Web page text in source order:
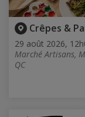
Crêpes &
29 août 2026,
Marché Artisans,
QC